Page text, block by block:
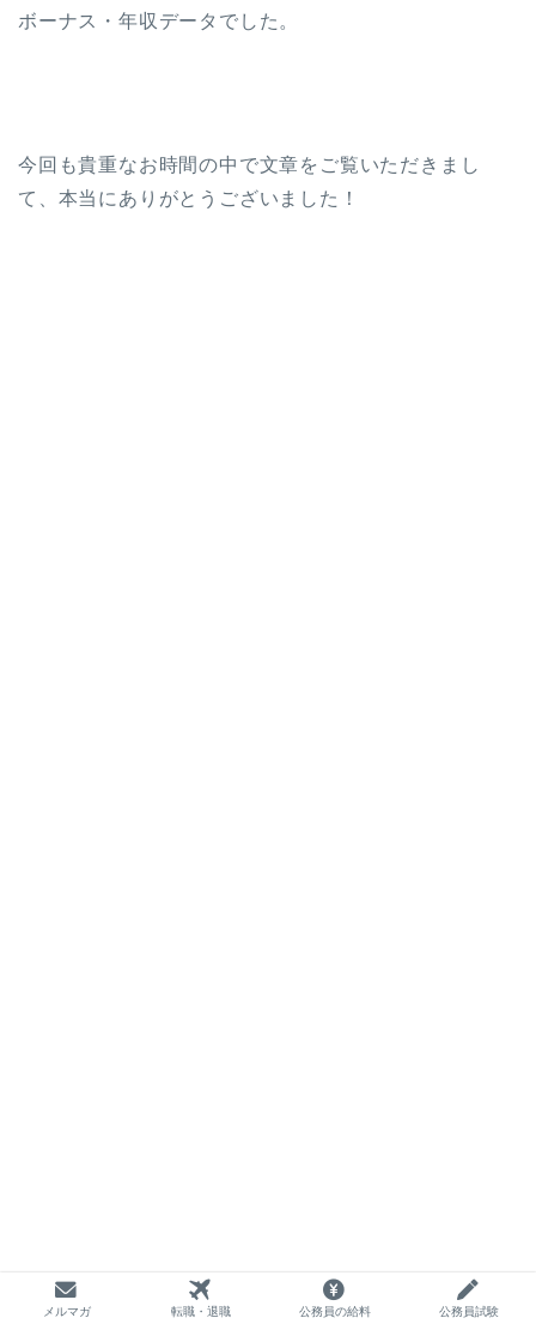
ボーナス・年収データでした。
今回も貴重なお時間の中で文章をご覧いただきまし
て、本当にありがとうございました！
メルマガ 転職・退職 公務員の給料 公務員試験